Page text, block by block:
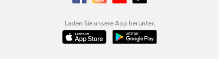
Laden Sie unsere App herunter.